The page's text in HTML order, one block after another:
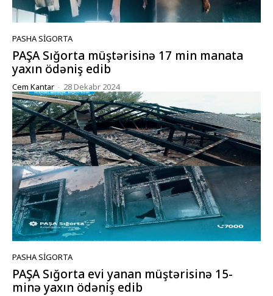
PASHA SIGORTA
PAŞA Sığorta müştərisinə 17 min manata
yaxın ödəniş edib
Cem Kantar - 28 Dekabr 2024
PASHA SIGORTA
PAŞA Sığorta evi yanan müştərisinə 15-
minə yaxın ödəniş edib